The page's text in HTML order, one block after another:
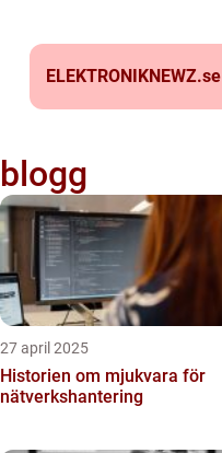
ELEKTRONIKNEWZ.se
blogg
27 april 2025
Historien om mjukvara för
nätverkshantering